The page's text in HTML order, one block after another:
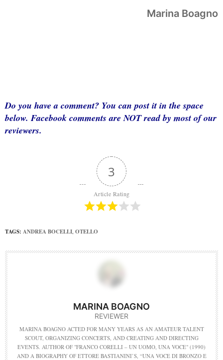
Marina Boagno
Do you have a comment? You can post it in the space
below. Facebook comments are NOT read by most of our
reviewers.
3
Article Rating
TAGS: ANDREA BOCELLI OTELLO
MARINA BOAGNO
REVIEWER
MARINA BOAGNO ACTED FOR MANY YEARS AS AN AMATEUR TALENT
SCOUT, ORGANIZING CONCERTS, AND CREATING AND DIRECTING
EVENTS. AUTHOR OF "FRANCO CORELLI – UN UOMO, UNA VOCE" (1990)
AND A BIOGRAPHY OF ETTORE BASTIANINI’S, “UNA VOCE DI BRONZO E